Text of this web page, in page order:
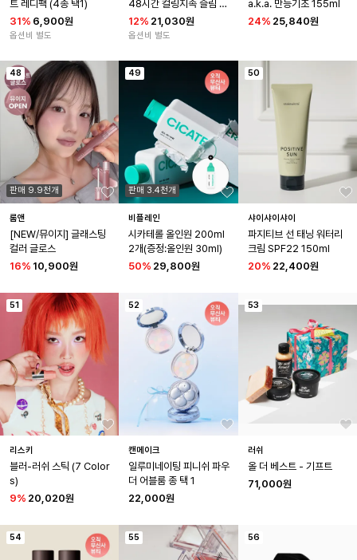
트 레디팩 (4종 택1)
31% 6,900원
옵션비 별도
48시간 컬링지속 슬림 메
탈 마스카라
12% 21,030원
옵션비 별도
a.k.a. 만능기초 155ml
24% 25,840원
48
판매 9.9천개
롬앤
[NEW/뮤이지] 글래스팅
컬러 글로스
16% 10,900원
49
판매 3.4천개
비플레인
시카테롤 올인원 200ml
2개(증정:올인원 30ml)
50% 29,800원
50
샤이샤이샤이
파지티브 선 태닝 워터리
크림 SPF22 150ml
20% 22,400원
51
리스키
블러-러쉬 스틱 (7 Color
s)
9% 20,020원
52
캔메이크
일루미네이팅 피니쉬 파우
더 어블룸 종 택 1
22,000원
53
러쉬
올 더 베스트 - 기프트
71,000원
54 55 56